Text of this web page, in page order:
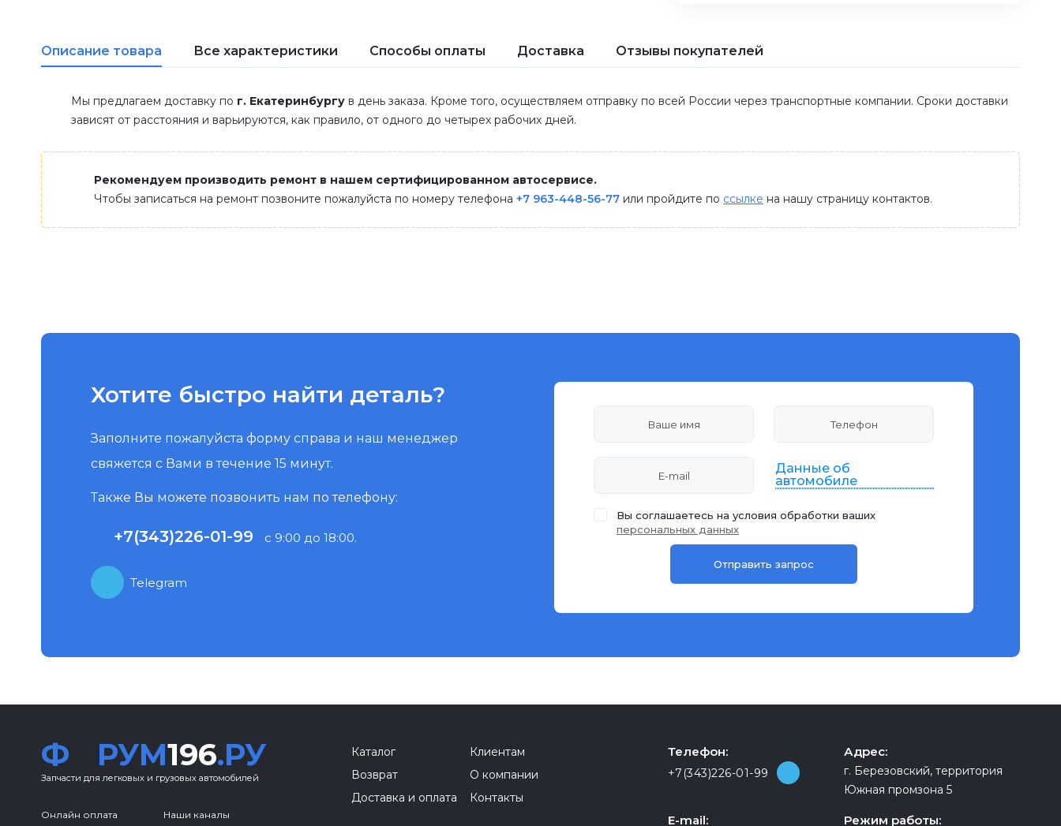
Описание товара Все характеристики Способы оплаты Доставка Отзывы покупателей
Мы предлагаем доставку по г. Екатеринбургу в день заказа. Кроме того, осуществляем отправку по всей России через транспортные компании. Сроки доставки
зависят от расстояния и варьируются, как правило, от одного до четырех рабочих дней.
Рекомендуем производить ремонт в нашем сертифицированном автосервисе.
Чтобы записаться на ремонт позвоните пожалуйста по номеру телефона +7 963-448-56-77 или пройдите по ссылке на нашу страницу контактов.
Хотите быстро найти деталь?
Заполните пожалуйста форму справа и наш менеджер
свяжется с Вами в течение 15 минут.
Также Вы можете позвонить нам по телефону:
+7(343)226-01-99 с 9:00 до 18:00.
Telegram
Данные об
автомобиле
Вы соглашаетесь на условия обработки ваших
персональных данных
Ф РУМ196.РУ
Запчасти для легковых и грузовых автомобилей
Онлайн оплата Наши каналы
Каталог
Возврат
Доставка и оплата
Клиентам
О компании
Контакты
Телефон:
+7(343)226-01-99
Адрес:
г. Березовский, территория
Южная промзона 5
E-mail: Режим работы: